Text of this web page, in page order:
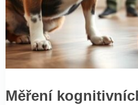
Měření